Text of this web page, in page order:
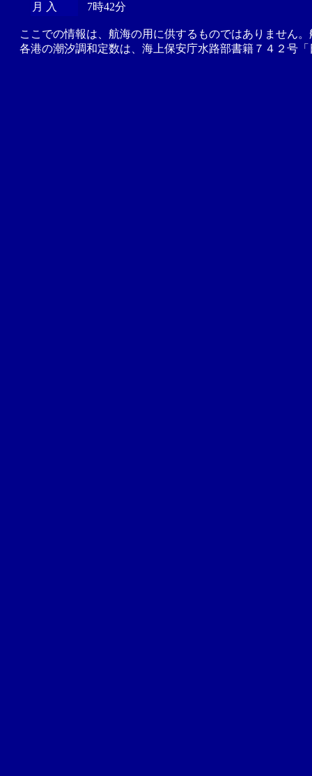
月 入
7時42分
ここでの情報は、航海の用に供するものではありません
各港の潮汐調和定数は、海上保安庁水路部書籍７４２号